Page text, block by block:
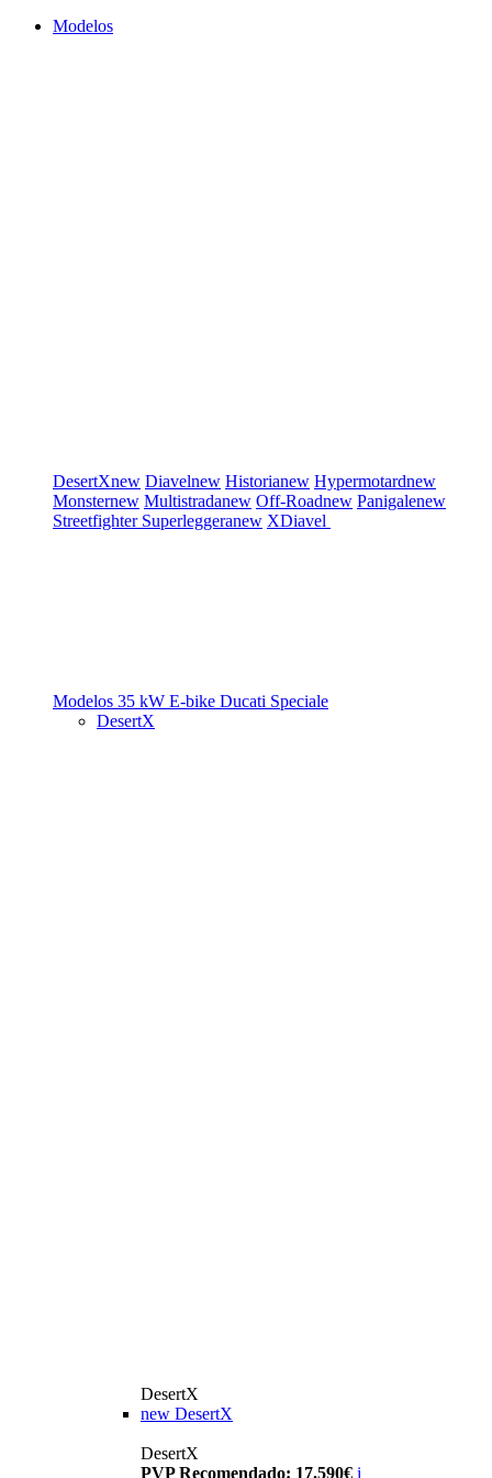
Modelos
DesertXnew Diavelnew Historianew Hypermotardnew
Monsternew Multistradanew Off-Roadnew Panigalenew
Streetfighter Superleggeranew XDiavel
Modelos 35 kW E-bike Ducati Speciale
DesertX
DesertX
new DesertX
DesertX
PVP Recomendado: 17.590€ i